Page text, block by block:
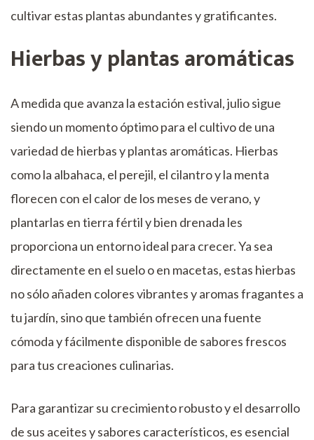
cultivar estas plantas abundantes y gratificantes.
Hierbas y plantas aromáticas
A medida que avanza la estación estival, julio sigue
siendo un momento óptimo para el cultivo de una
variedad de hierbas y plantas aromáticas. Hierbas
como la albahaca, el perejil, el cilantro y la menta
florecen con el calor de los meses de verano, y
plantarlas en tierra fértil y bien drenada les
proporciona un entorno ideal para crecer. Ya sea
directamente en el suelo o en macetas, estas hierbas
no sólo añaden colores vibrantes y aromas fragantes a
tu jardín, sino que también ofrecen una fuente
cómoda y fácilmente disponible de sabores frescos
para tus creaciones culinarias.
Para garantizar su crecimiento robusto y el desarrollo
de sus aceites y sabores característicos, es esencial